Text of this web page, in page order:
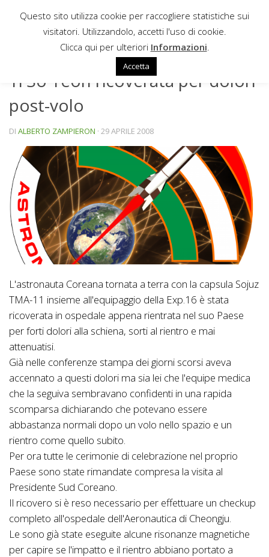
Sotto il contenuto
Yi So Yeon ricoverata per dolori
post-volo
DI ALBERTO ZAMPIERON · 29 APRILE 2008
L'astronauta Coreana tornata a terra con la capsula Sojuz
TMA-11 insieme all'equipaggio della Exp.16 è stata
ricoverata in ospedale appena rientrata nel suo Paese
per forti dolori alla schiena, sorti al rientro e mai
attenuatisi.
Già nelle conferenze stampa dei giorni scorsi aveva
accennato a questi dolori ma sia lei che l'equipe medica
che la seguiva sembravano confidenti in una rapida
scomparsa dichiarando che potevano essere
abbastanza normali dopo un volo nello spazio e un
rientro come quello subito.
Per ora tutte le cerimonie di celebrazione nel proprio
Paese sono state rimandate compresa la visita al
Presidente Sud Coreano.
Il ricovero si è reso necessario per effettuare un checkup
completo all'ospedale dell'Aeronautica di Cheongju.
Le sono già state eseguite alcune risonanze magnetiche
per capire se l'impatto e il rientro abbiano portato a
Questo sito utilizza cookie per raccogliere statistiche sui
visitatori. Utilizzandolo, accetti l'uso di cookie.
Clicca qui per ulteriori Informazioni
Accetta